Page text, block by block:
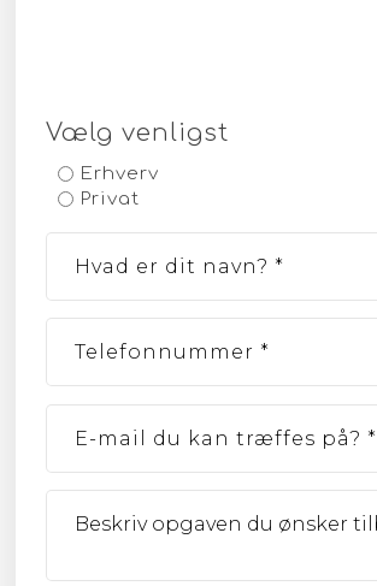
Vælg venligst
Erhverv
Privat